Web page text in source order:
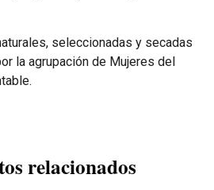
seleccionadas y secadas
la agrupación de Mujeres del
relacionados